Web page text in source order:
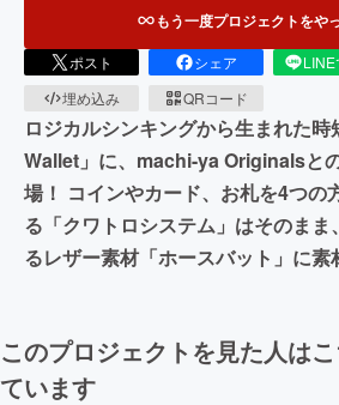
もう一度プロジェクトをや
ポスト シェア
埋め込み
QRコード
ロジカルシンキングから生まれた
Wallet」に、machi-ya Originalsと
場！ コインやカード、お札を4つの
る「クワトロシステム」はそのま
るレザー素材「ホースバット」に素
このプロジェクトを見た人は
ています